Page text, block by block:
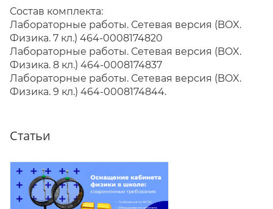
Состав комплекта:
Лабораторные работы. Сетевая версия (BOX.
Физика. 7 кл.) 464-0008174820
Лабораторные работы. Сетевая версия (BOX.
Физика. 8 кл.) 464-0008174837
Лабораторные работы. Сетевая версия (BOX.
Физика. 9 кл.) 464-0008174844.
Статьи